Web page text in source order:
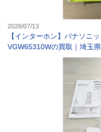
2026/07/13
【インターホン】パナソニ
VGW65310Wの買取｜埼玉